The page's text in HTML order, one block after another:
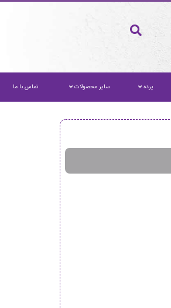
پرده سایر محصولات تماس با ما